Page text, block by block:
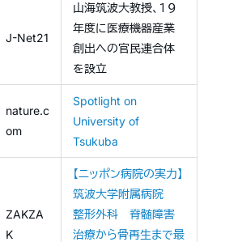
J-Net21
山海筑波大教授、１９
年度に医療機器産業
創出への官民連合体
を設立
nature.c
om
Spotlight on
University of
Tsukuba
ZAKZA
K
【ニッポン病院の実力】
筑波大学附属病院
整形外科 脊髄障害
治療から骨再生まで最